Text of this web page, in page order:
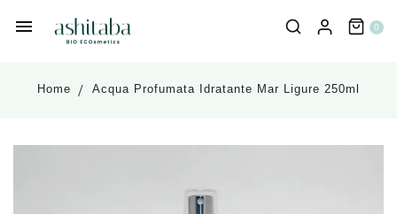
0
Home Acqua Profumata Idratante Mar Ligure 250ml